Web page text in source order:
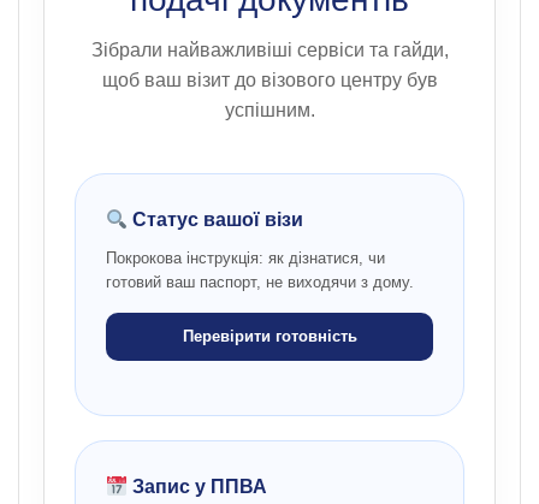
Зібрали найважливіші сервіси та гайди,
щоб ваш візит до візового центру був
успішним.
Статус вашої візи
Покрокова інструкція: як дізнатися, чи
готовий ваш паспорт, не виходячи з дому.
Перевірити готовність
Запис у ППВА